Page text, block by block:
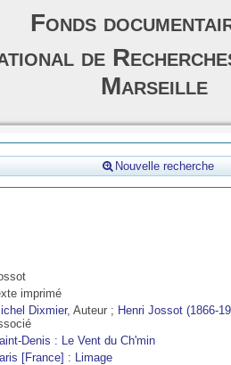
Nouvelle recherche
imprimé
Dixmier, Auteur ; Henri Jossot (1866-
Denis : Le Vent du Ch'min
[France] : Limage
Fonds
de
Marseille